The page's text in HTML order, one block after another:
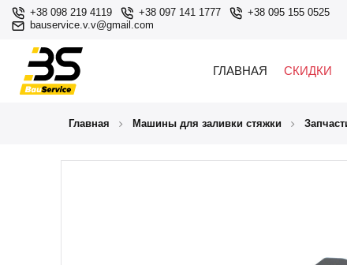
+38 098 219 4119 +38 097 141 1777
+38 095 155 0525
bauservice.v.v@gmail.com
ГЛАВНАЯ СКИДКИ
Главная Машины для заливки стяжки